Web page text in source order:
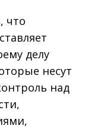
что
делу
несут
над